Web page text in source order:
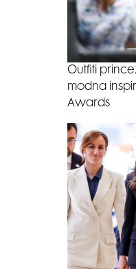
Outfiti
modna
Awards